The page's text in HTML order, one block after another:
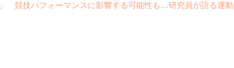
競技パフォーマンスに影響する可能性も…研究員が語る運動